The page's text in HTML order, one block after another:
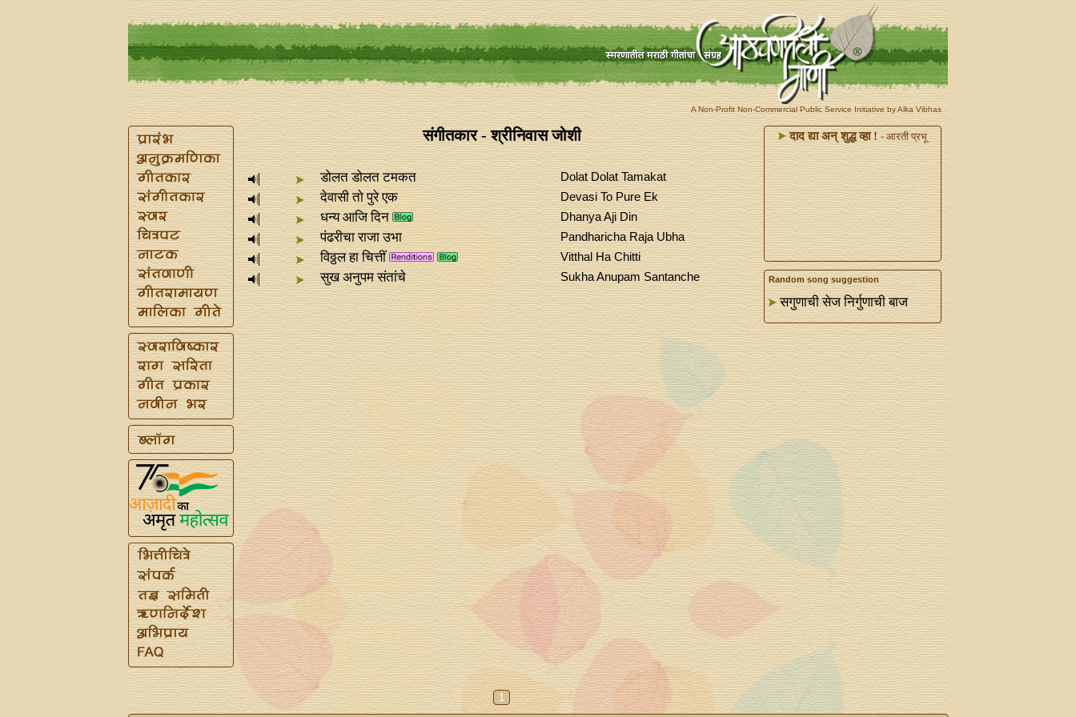
A Non-Profit Non-Commercial Public Service Initiative by Alka Vibhas
संगीतकार - श्रीनिवास जोशी
डोलत डोलत टमकत Dolat Dolat Tamakat
देवासी तो पुरे एक Devasi To Pure Ek
धन्य आजि दिन Dhanya Aji Din
पंढरीचा राजा उभा Pandharicha Raja Ubha
विठ्ठल हा चित्तीं Vitthal Ha Chitti
सुख अनुपम संतांचे Sukha Anupam Santanche
दाद द्या अन्‌ शुद्ध व्हा ! - आरती प्रभू
Random song suggestion
सगुणाची सेज निर्गुणाची बाज